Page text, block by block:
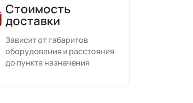
Стоимость
доставки
Зависит от габаритов
оборудования и расстояния
до пункта назначения